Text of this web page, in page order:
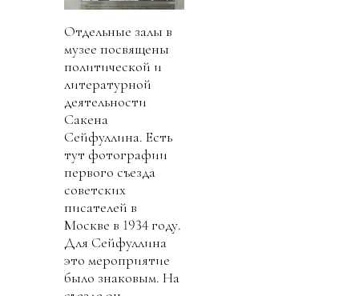
Отдельные залы в
музее посвящены
политической и
литературной
деятельности
Сакена
Сейфуллина. Есть
тут фотографии
первого съезда
советских
писателей в
Москве в 1934 году.
Для Сейфуллина
это мероприятие
было знаковым. На